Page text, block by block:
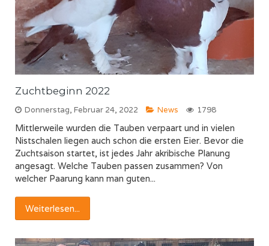
Zuchtbeginn 2022
Donnerstag, Februar 24, 2022 News 1798
Mittlerweile wurden die Tauben verpaart und in vielen
Nistschalen liegen auch schon die ersten Eier. Bevor die
Zuchtsaison startet, ist jedes Jahr akribische Planung
angesagt. Welche Tauben passen zusammen? Von
welcher Paarung kann man guten...
Weiterlesen...